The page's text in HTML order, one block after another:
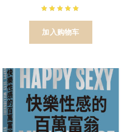
加入购物车